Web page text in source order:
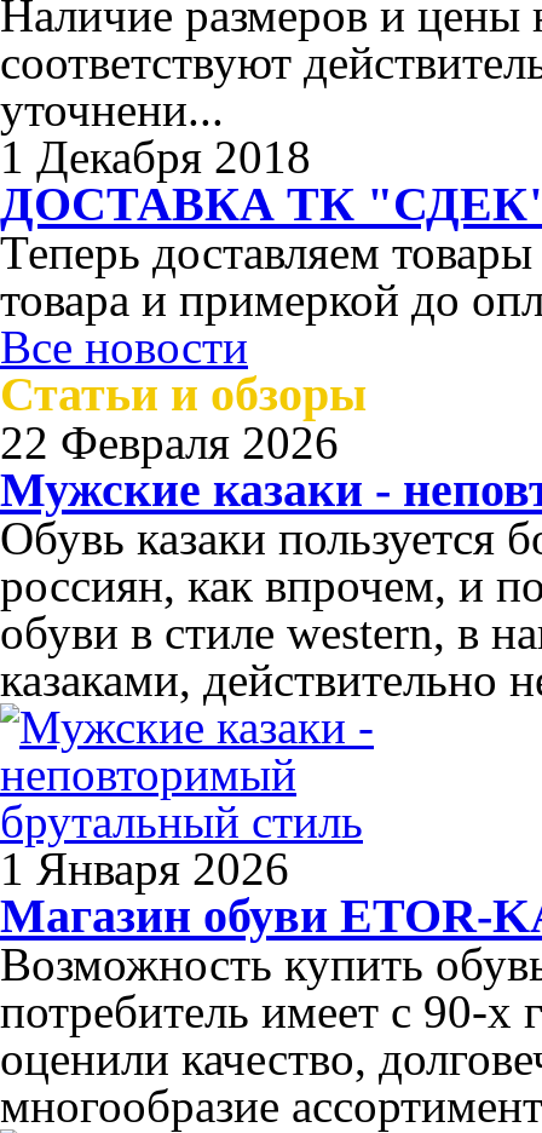
Наличие размеров и цены
соответствуют
уточнени...
1 Декабря 2018
ДОСТАВКА ТК
Теперь доставляем
товара и примеркой до
Все новости
Статьи и обзоры
22 Февраля 2026
Мужские казаки -
Обувь казаки пользуется
россиян, как впрочем, и
обуви в стиле western, в
казаками, действительно
1 Января 2026
Магазин обуви ETOR-
Возможность купить
потребитель имеет с 90-х
оценили качество,
многообразие